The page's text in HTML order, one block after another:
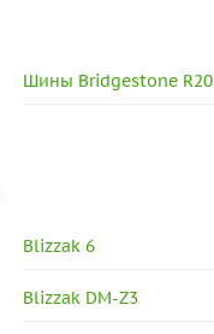
Шины Bridgestone R20
Blizzak 6
Blizzak DM-Z3